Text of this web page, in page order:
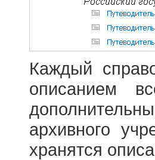
Каждый
описанием
архивного
хранятся